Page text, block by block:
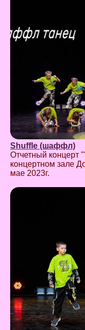
Shuffle (шаффл)
Отчетный концерт
концертном зале
мае 2023г.